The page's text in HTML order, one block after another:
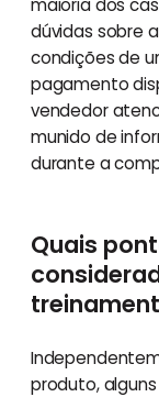
maioria dos
dúvidas sobre
condições de
pagamento
vendedor
munido de
durante a
Quais
produto,